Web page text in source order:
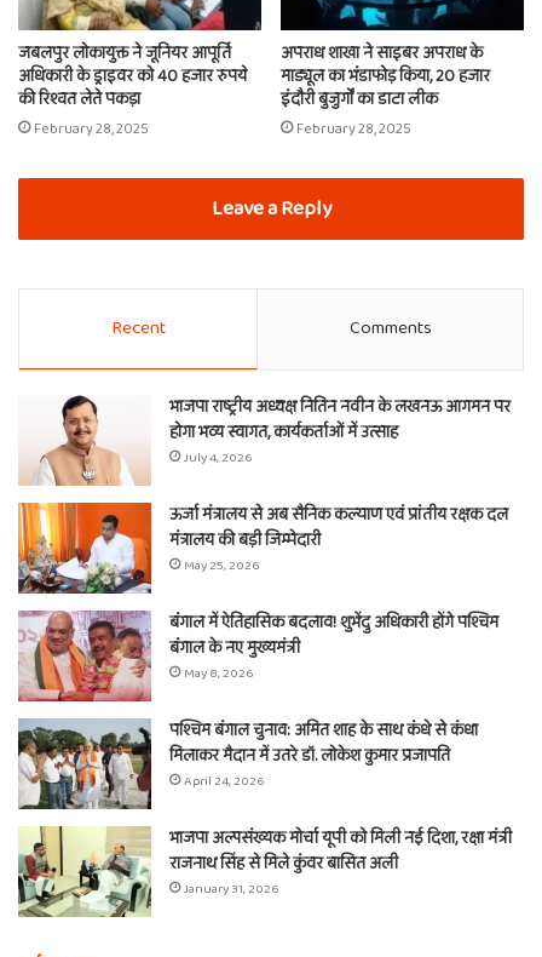
जबलपुर लोकायुक्त ने जूनियर आपूर्ति
अधिकारी के ड्राइवर को 40 हजार रुपये
की रिश्वत लेते पकड़ा
February 28, 2025
अपराध शाखा ने साइबर अपराध के
माड्यूल का भंडाफोड़ किया, 20 हजार
इंदौरी बुजुर्गों का डाटा लीक
February 28, 2025
Leave a Reply
Recent Comments
भाजपा राष्ट्रीय अध्यक्ष नितिन नवीन के लखनऊ आगमन पर
होगा भव्य स्वागत, कार्यकर्ताओं में उत्साह
July 4, 2026
ऊर्जा मंत्रालय से अब सैनिक कल्याण एवं प्रांतीय रक्षक दल
मंत्रालय की बड़ी जिम्मेदारी
May 25, 2026
बंगाल में ऐतिहासिक बदलाव! शुभेंदु अधिकारी होंगे पश्चिम
बंगाल के नए मुख्यमंत्री
May 8, 2026
पश्चिम बंगाल चुनाव: अमित शाह के साथ कंधे से कंधा
मिलाकर मैदान में उतरे डॉ. लोकेश कुमार प्रजापति
April 24, 2026
भाजपा अल्पसंख्यक मोर्चा यूपी को मिली नई दिशा, रक्षा मंत्री
राजनाथ सिंह से मिले कुंवर बासित अली
January 31, 2026